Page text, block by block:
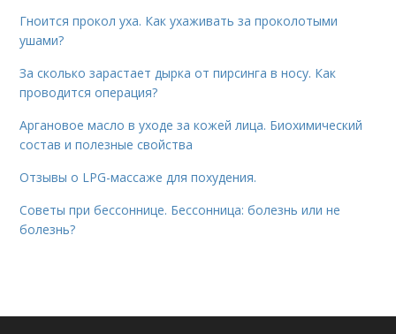
Гноится прокол уха. Как ухаживать за проколотыми
ушами?
За сколько зарастает дырка от пирсинга в носу. Как
проводится операция?
Аргановое масло в уходе за кожей лица. Биохимический
состав и полезные свойства
Отзывы о LPG-массаже для похудения.
Советы при бессоннице. Бессонница: болезнь или не
болезнь?